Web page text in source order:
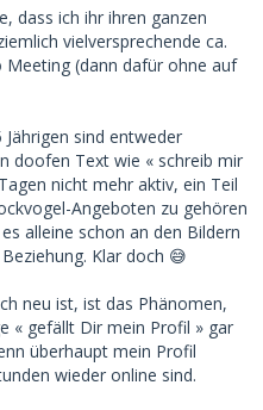
dass ich ihr ihren ganzen
vielversprechende ca.
(dann dafür ohne auf
sind entweder
doofen Text wie « schreib mir
nicht mehr aktiv, ein Teil
Angeboten zu gehören
alleine schon an den Bildern
Klar doch 😅
neu ist, ist das Phänomen,
« gefällt Dir mein Profil » gar
überhaupt mein Profil
wieder online sind.